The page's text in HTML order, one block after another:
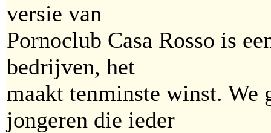
versie van
Pornoclub Casa Rosso is
bedrijven, het
maakt tenminste winst. We
jongeren die ieder